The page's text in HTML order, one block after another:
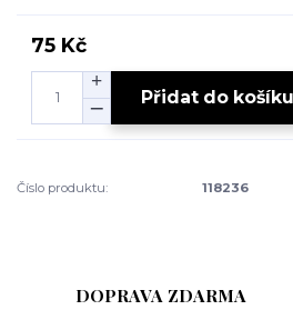
75 Kč
Přidat do košíku
Číslo produktu: 118236
DOPRAVA ZDARMA